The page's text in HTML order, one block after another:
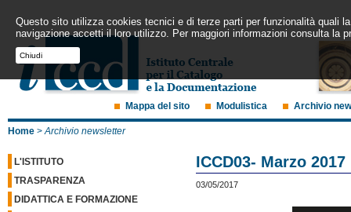
Questo sito utilizza cookies tecnici e di terze parti per funzionalità quali
navigazione accetti il loro utilizzo. Per maggiori informazioni consulta la
Chiudi
Mappa del sito Modulistica Archivio
Home > Archivio newsletter
L'ISTITUTO
TRASPARENZA
DIDATTICA E FORMAZIONE
ICCD03- Marzo 2017
03/05/2017